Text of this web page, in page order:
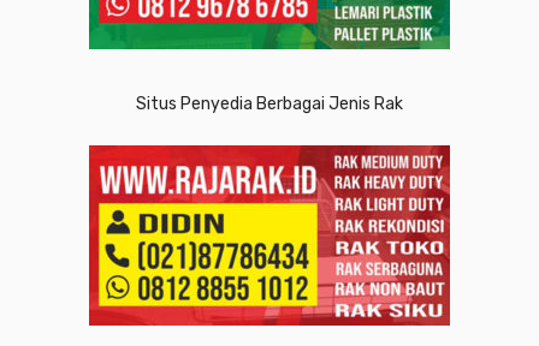
Situs Penyedia Berbagai Jenis Rak